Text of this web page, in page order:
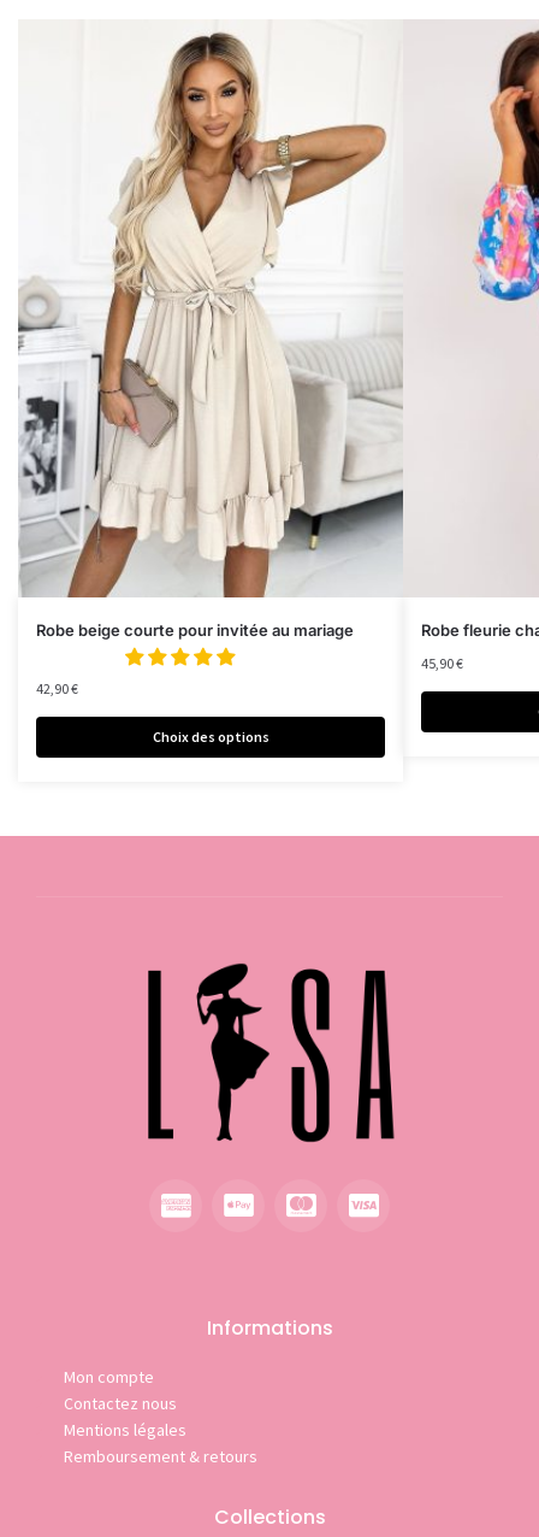
Robe beige courte pour invitée au mariage
42,90€
Choix des options
Robe fleurie
45,90€
Informations
Mon compte
Contactez nous
Mentions légales
Remboursement & retours
Collections